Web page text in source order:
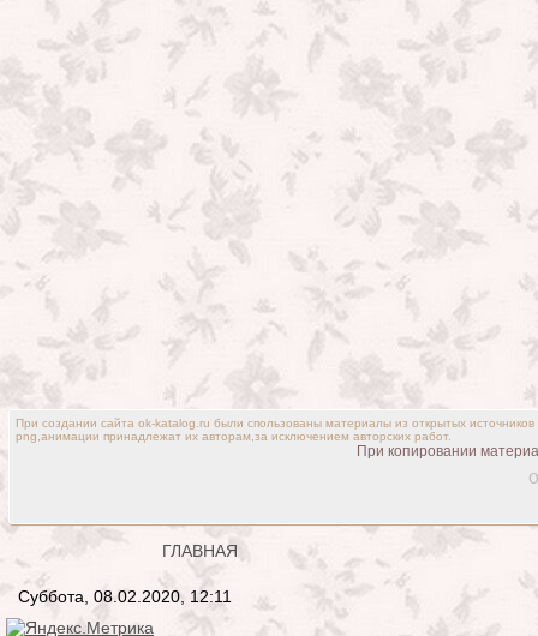
При создании сайта ok-katalog.ru были спользованы материалы из открытых
png,анимации принадлежат их авторам,за исключением авторских работ.
При копировании
ГЛАВНАЯ
Суббота, 08.02.2020, 12:11